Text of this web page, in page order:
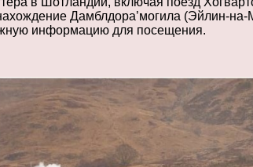
Дамблдора’могила (Эйлин-
информацию для посещения.